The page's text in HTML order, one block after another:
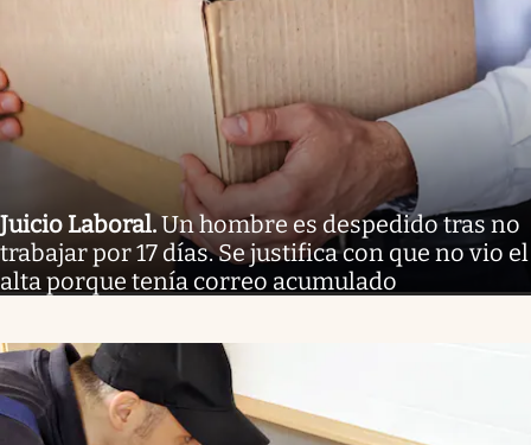
Juicio Laboral.Un hombre es despedido tras no
trabajar por 17 días. Se justifica con que no vio el
alta porque tenía correo acumulado